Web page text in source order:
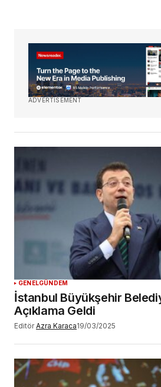
ADVERTISEMENT
GENELGÜNDEM
İstanbul Büyükşehir
Açıklama Geldi
Editör Azra Karaca19/03/2025